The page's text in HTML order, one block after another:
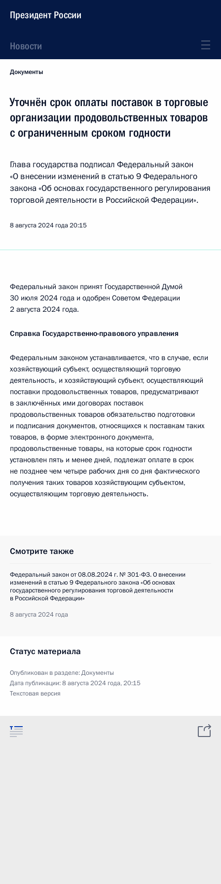
Президент России
Новости
Документы
Уточнён срок оплаты поставок в торговые
организации продовольственных товаров
с ограниченным сроком годности
Глава государства подписал Федеральный закон
«О внесении изменений в статью 9 Федерального
закона «Об основах государственного регулирования
торговой деятельности в Российской Федерации».
8 августа 2024 года20:15
Федеральный закон принят Государственной Думой
30 июля 2024 года и одобрен Советом Федерации
2 августа 2024 года.
Справка Государственно-правового управления
Федеральным законом устанавливается, что в случае, если
хозяйствующий субъект, осуществляющий торговую
деятельность, и хозяйствующий субъект, осуществляющий
поставки продовольственных товаров, предусматривают
в заключённых ими договорах поставок
продовольственных товаров обязательство подготовки
и подписания документов, относящихся к поставкам таких
товаров, в форме электронного документа,
продовольственные товары, на которые срок годности
установлен пять и менее дней, подлежат оплате в срок
не позднее чем четыре рабочих дня со дня фактического
получения таких товаров хозяйствующим субъектом,
осуществляющим торговую деятельность.
Смотрите также
Федеральный закон от 08.08.2024 г. № 301-ФЗ. О внесении
изменений в статью 9 Федерального закона «Об основах
государственного регулирования торговой деятельности
в Российской Федерации»
8 августа 2024 года
Статус материала
Опубликован в разделе:Документы
Дата публикации:8 августа 2024 года, 20:15
Текстовая версия